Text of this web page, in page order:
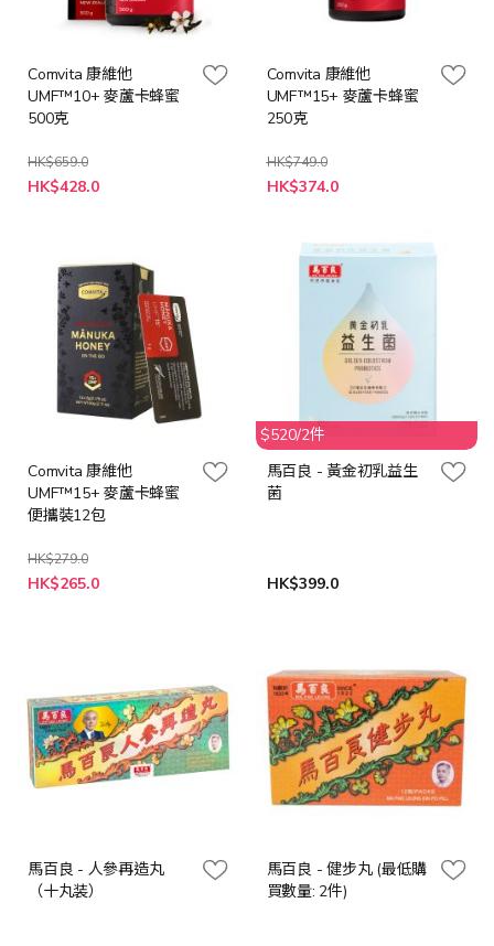
Comvita 康維他
UMF™10+ 麥蘆卡蜂蜜
500克
HK$659.0
特
殊
HK$428.0
Comvita 康維他
UMF™15+ 麥蘆卡蜂蜜
250克
HK$749.0
特
殊
HK$374.0
Comvita 康維他
UMF™15+ 麥蘆卡蜂蜜
便攜裝12包
HK$279.0
特
殊
HK$265.0
$520/2件
馬百良 - 黃金初乳益生
菌
HK$399.0
馬百良 - 人參再造丸
（十丸装）
馬百良 - 健步丸 (最低購
買數量: 2件)